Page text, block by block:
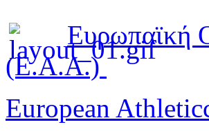
Ευρωπαϊκή
(E.A.A.)
European